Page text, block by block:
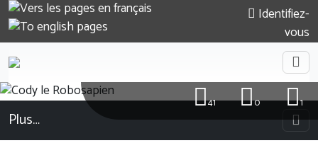
Identifiez-
vous
1
0
41
Plus…